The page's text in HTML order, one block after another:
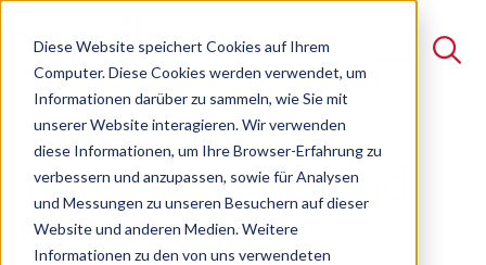
Diese Website speichert Cookies auf Ihrem
Computer. Diese Cookies werden verwendet, um
Informationen darüber zu sammeln, wie Sie mit
unserer Website interagieren. Wir verwenden
diese Informationen, um Ihre Browser-Erfahrung zu
verbessern und anzupassen, sowie für Analysen
und Messungen zu unseren Besuchern auf dieser
Website und anderen Medien. Weitere
Informationen zu den von uns verwendeten
Suche
Es gibt keine Vorschläge, da das Suchfeld leer ist.
Transfer Pricing und
Umsatzsteuer